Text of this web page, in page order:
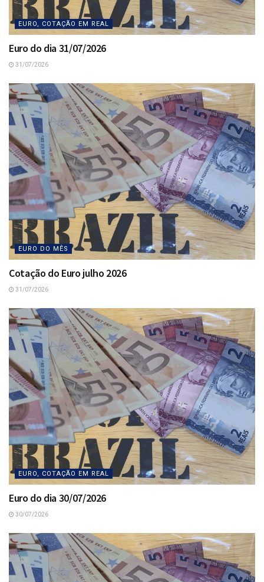
EURO, COTAÇÃO EM REAL
Euro do dia 31/07/2026
31/07/2026
EURO DO MÊS
Cotação do Euro julho 2026
31/07/2026
EURO, COTAÇÃO EM REAL
Euro do dia 30/07/2026
30/07/2026